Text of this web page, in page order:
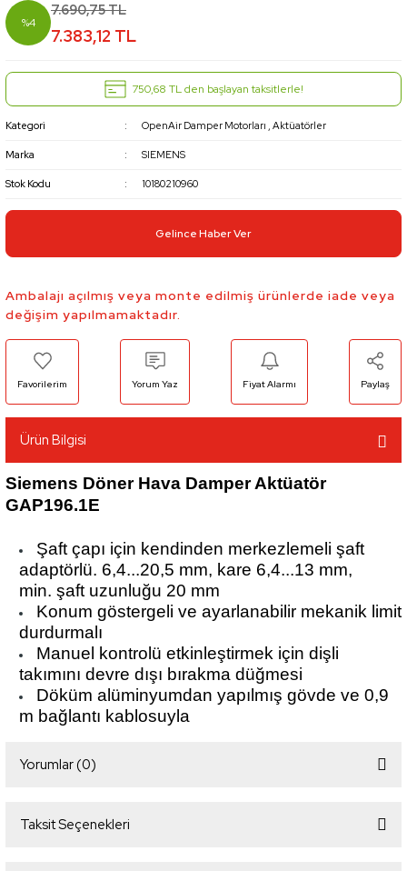
%4
7.690,75 TL
7.383,12 TL
750,68 TL den başlayan taksitlerle!
Kategori OpenAir Damper Motorları , Aktüatörler
Marka SIEMENS
Stok Kodu 10180210960
Gelince Haber Ver
Ambalajı açılmış veya monte edilmiş ürünlerde iade veya
değişim yapılmamaktadır.
Yorum Yaz Fiyat Alarmı Paylaş
Ürün Bilgisi
Siemens Döner Hava Damper Aktüatör
GAP196.1E
Şaft çapı için kendinden merkezlemeli şaft
adaptörlü. 6,4...20,5 mm, kare 6,4...13 mm,
min. şaft uzunluğu 20 mm
Konum göstergeli ve ayarlanabilir mekanik limit
durdurmalı
Manuel kontrolü etkinleştirmek için dişli
takımını devre dışı bırakma düğmesi
Döküm alüminyumdan yapılmış gövde ve 0,9
m bağlantı kablosuyla
Yorumlar (0)
Taksit Seçenekleri